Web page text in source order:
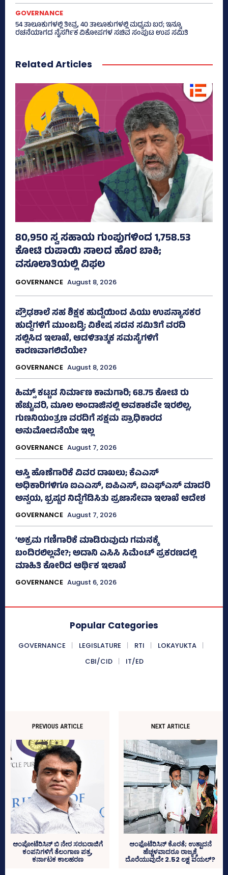
GOVERNANCE
54 ತಾಲೂಕುಗಳಲ್ಲಿ ತೀವ್ರ, 40 ತಾಲೂಕುಗಳಲ್ಲಿ ಮಧ್ಯಮ ಬರ; ಇನ್ನೂ
ರಚನೆಯಾಗದ ನೈಸರ್ಗಿಕ ವಿಕೋಪಗಳ ಸಚಿವ ಸಂಪುಟ ಉಪ ಸಮಿತಿ
Related Articles
80,950 ಸ್ವ ಸಹಾಯ ಗುಂಪುಗಳಿಂದ 1,758.53
ಕೋಟಿ ರುಪಾಯಿ ಸಾಲದ ಹೊರ ಬಾಕಿ;
ವಸೂಲಾತಿಯಲ್ಲಿ ವಿಫಲ
GOVERNANCE August 8, 2026
ಪ್ರೌಢಶಾಲೆ ಸಹ ಶಿಕ್ಷಕ ಹುದ್ದೆಯಿಂದ ಪಿಯು ಉಪನ್ಯಾಸಕರ
ಹುದ್ದೆಗಳಿಗೆ ಮುಂಬಡ್ತಿ; ವಿಶೇಷ ಸದನ ಸಮಿತಿಗೆ ವರದಿ
ಸಲ್ಲಿಸಿದ ಇಲಾಖೆ, ಆಡಳಿತಾತ್ಮಕ ಸಮಸ್ಯೆಗಳಿಗೆ
ಕಾರಣವಾಗಲಿದೆಯೇ?
GOVERNANCE August 8, 2026
ಹಿಮ್ಸ್‌ ಕಟ್ಟಡ ನಿರ್ಮಾಣ ಕಾಮಗಾರಿ; 68.75 ಕೋಟಿ ರು
ಹೆಚ್ಚುವರಿ, ಮೂಲ ಅಂದಾಜಿನಲ್ಲಿ ಅವಕಾಶವೇ ಇರಲಿಲ್ಲ,
ಗುಣನಿಯಂತ್ರಣ ವರದಿಗೆ ಸಕ್ಷಮ ಪ್ರಾಧಿಕಾರದ
ಅನುಮೋದನೆಯೇ ಇಲ್ಲ
GOVERNANCE August 7, 2026
ಆಸ್ತಿ ಹೊಣೆಗಾರಿಕೆ ವಿವರ ದಾಖಲು; ಕೆಎಎಸ್
ಅಧಿಕಾರಿಗಳಿಗೂ ಐಎಎಸ್‌, ಐಪಿಎಸ್‌, ಐಎಫ್‌ಎಸ್‌ ಮಾದರಿ
ಅನ್ವಯ, ಭ್ರಷ್ಟರ ನಿದ್ದೆಗೆಡಿಸಿತು ಪ್ರಜಾಸೇವಾ ಇಲಾಖೆ ಆದೇಶ
GOVERNANCE August 7, 2026
‘ಅಕ್ರಮ ಗಣಿಗಾರಿಕೆ ಮಾಡಿರುವುದು ಗಮನಕ್ಕೆ
ಬಂದಿರಲಿಲ್ಲವೇ?; ಅದಾನಿ ಎಸಿಸಿ ಸಿಮೆಂಟ್ ಪ್ರಕರಣದಲ್ಲಿ
ಮಾಹಿತಿ ಕೋರಿದ ಆರ್ಥಿಕ ಇಲಾಖೆ
GOVERNANCE August 6, 2026
Popular Categories
GOVERNANCE LEGISLATURE RTI
LOKAYUKTA
CBI/CID
IT/ED
PREVIOUS ARTICLE
ಆಂಪೋಟೆರಿಸಿನ್‌ ಬಿ ನೇರ ಸರಬರಾಜಿಗೆ
ಕಂಪನಿಗಳಿಗೆ ತೆಲಂಗಾಣ ಪತ್ರ,
ಕರ್ನಾಟಕ ಕಾಲಹರಣ
NEXT ARTICLE
ಆಂಫೊಟೆರಿಸಿನ್‌ ಕೊರತೆ; ಉತ್ಪಾದನೆ
ಹೆಚ್ಚಳವಾದರೂ ರಾಜ್ಯಕ್ಕೆ
ದೊರೆಯುವುದೇ 2.52 ಲಕ್ಷ ವಯಲ್‌?